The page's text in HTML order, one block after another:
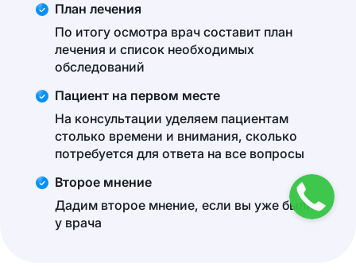
План лечения
По итогу осмотра врач составит план
лечения и список необходимых
обследований
Пациент на первом месте
На консультации уделяем пациентам
столько времени и внимания, сколько
потребуется для ответа на все вопросы
Второе мнение
Дадим второе мнение, если вы уже были
у врача